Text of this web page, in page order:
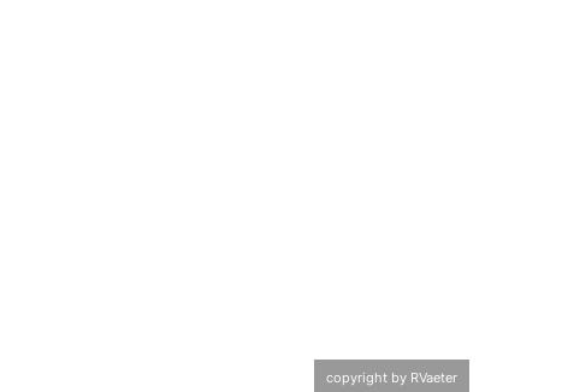
copyright by RVaeter